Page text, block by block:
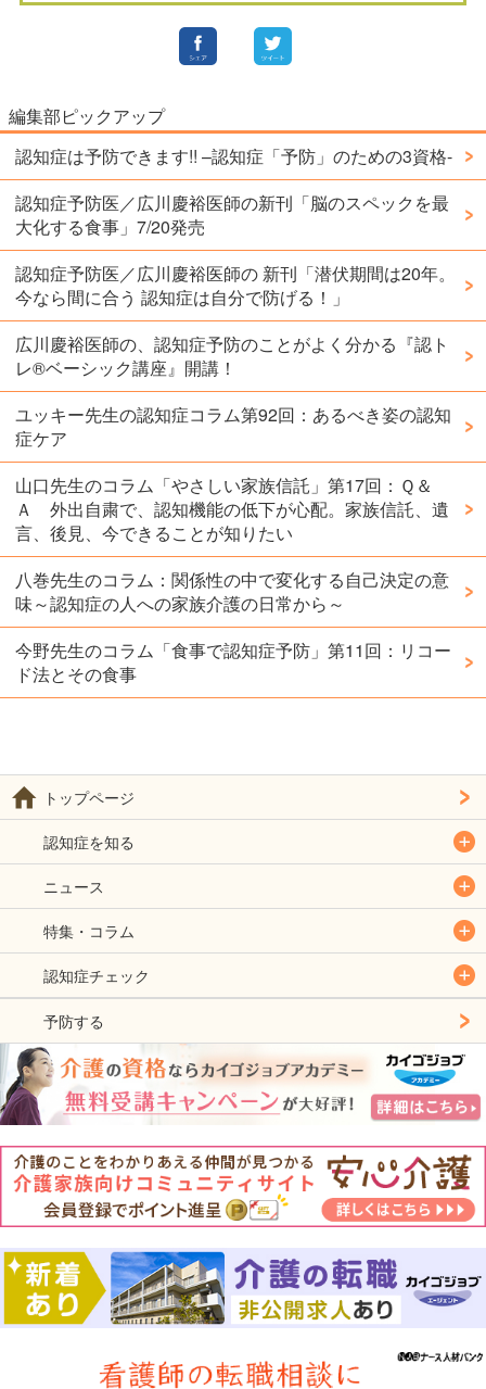
編集部ピックアップ
認知症は予防できます!! –認知症「予防」のための3資格-
認知症予防医／広川慶裕医師の新刊「脳のスペックを最
大化する食事」7/20発売
認知症予防医／広川慶裕医師の 新刊「潜伏期間は20年。
今なら間に合う 認知症は自分で防げる！」
広川慶裕医師の、認知症予防のことがよく分かる『認ト
レ®️ベーシック講座』開講！
ユッキー先生の認知症コラム第92回：あるべき姿の認知
症ケア
山口先生のコラム「やさしい家族信託」第17回：Ｑ＆
Ａ 外出自粛で、認知機能の低下が心配。家族信託、遺
言、後見、今できることが知りたい
八巻先生のコラム：関係性の中で変化する自己決定の意
味～認知症の人への家族介護の日常から～
今野先生のコラム「食事で認知症予防」第11回：リコー
ド法とその食事
トップページ
認知症を知る
ニュース
特集・コラム
認知症チェック
予防する